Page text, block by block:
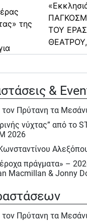
της
ΤΟΥ
&
Πρύτανη τα
νύχτας” από το
2026
πράγματα» –
Macmillan & Jonny
5 & Δευτ.25/5/
στον ΦΟΜ 2026
Πρύτανη τα